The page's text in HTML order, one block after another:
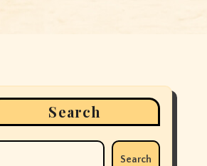
Search
Search